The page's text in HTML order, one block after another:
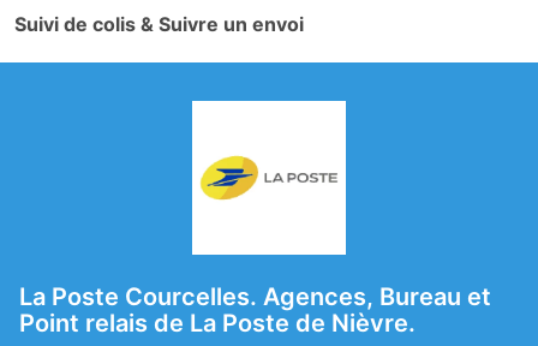
Suivi de colis & Suivre un envoi
La Poste Courcelles. Agences, Bureau et
Point relais de La Poste de Nièvre.